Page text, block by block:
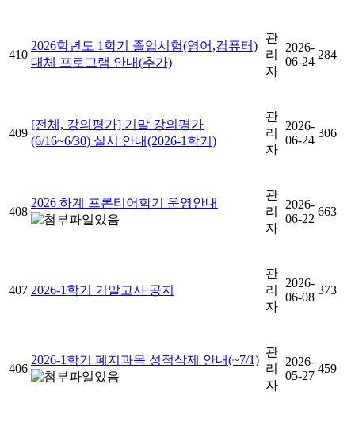
410
2026학년도 1학기 졸업시험(영어,컴퓨터)
대체 프로그램 안내(추가)
관
리
자
2026-
06-24
284
409
[전체, 강의평가] 기말 강의평가
(6/16~6/30) 실시 안내(2026-1학기)
관
리
자
2026-
06-24
306
408
2026 하계 프론티어학기 운영안내
관
리
자
2026-
06-22
663
407 2026-1학기 기말고사 공지
관
리
자
2026-
06-08
373
406
2026-1학기 폐지과목 성적삭제 안내(~7/1)
관
리
자
2026-
05-27
459